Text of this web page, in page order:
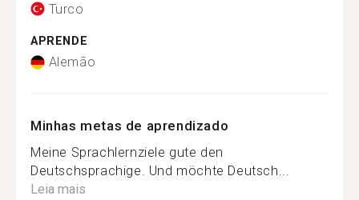
Turco
APRENDE
Alemão
Minhas metas de aprendizado
Meine Sprachlernziele gute den
Deutschsprachige. Und möchte Deutsch...
Leia mais